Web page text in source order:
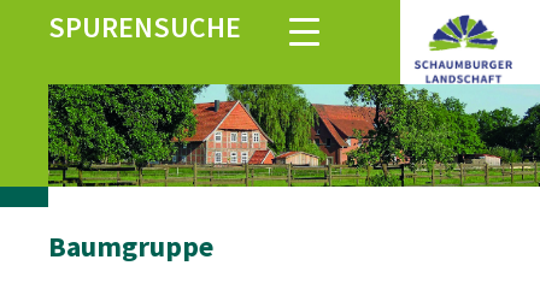
SPURENSUCHE
Baumgruppe